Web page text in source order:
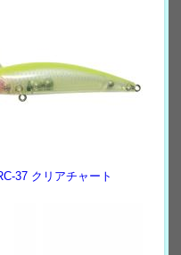
37 クリアチャート